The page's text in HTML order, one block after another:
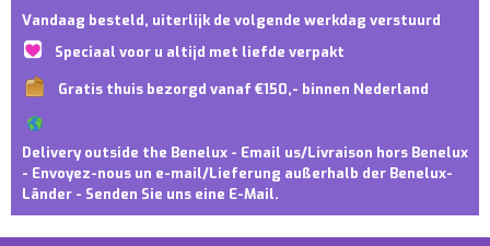
Vandaag besteld, uiterlijk de volgende werkdag verstuurd
Speciaal voor u altijd met liefde verpakt
Gratis thuis bezorgd vanaf €150,- binnen Nederland
Delivery outside the Benelux - Email us/Livraison hors Benelux
- Envoyez-nous un e-mail/Lieferung außerhalb der Benelux-
Länder - Senden Sie uns eine E-Mail.